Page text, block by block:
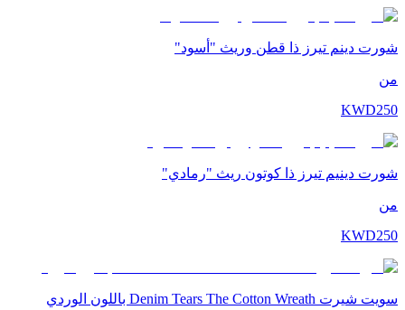
شورت دينم تيرز ذا قطن وريث "أسود"
من
KWD250
شورت دينيم تيرز ذا كوتون ريث "رمادي"
من
KWD250
سويت شيرت Denim Tears The Cotton Wreath باللون الوردي